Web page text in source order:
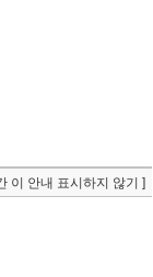
이 안내 표시하지 않기 ]